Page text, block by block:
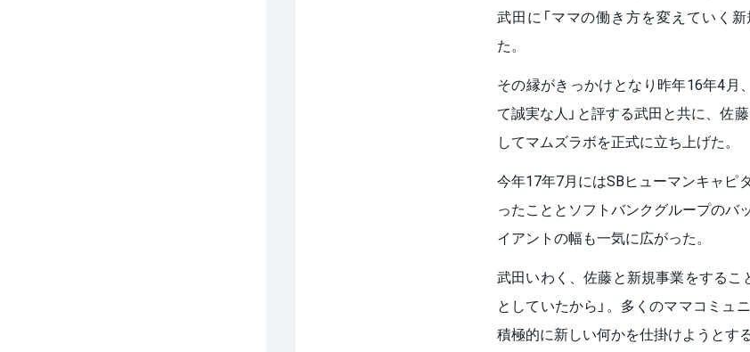
武田に「ママの働き方を変えていく
た。
その縁がきっかけとなり昨年16年4月
て誠実な人」と評する武田と共に、佐
してマムズラボを正式に立ち上げた。
今年17年7月にはSBヒューマンキャピ
ったこととソフトバンクグループのバ
イアントの幅も一気に広がった。
武田いわく、佐藤と新規事業をするこ
としていたから」。多くのママコミュ
積極的に新しい何かを仕掛けようとす